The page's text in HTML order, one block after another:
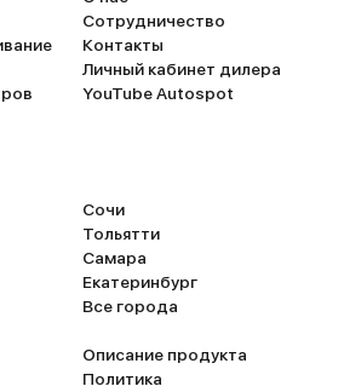
Сотрудничество
Контакты
Личный кабинет дилера
YouTube Autospot
Сочи
Тольятти
Самара
Екатеринбург
Все города
Описание продукта
Политика